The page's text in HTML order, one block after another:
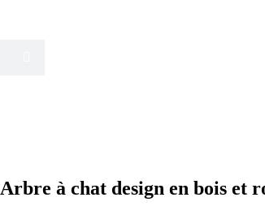
Arbre à chat design en bois et